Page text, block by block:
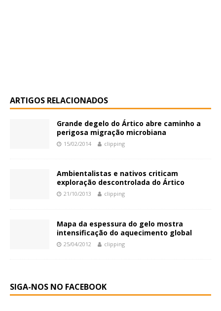
ARTIGOS RELACIONADOS
Grande degelo do Ártico abre caminho a
perigosa migração microbiana
15/02/2014 clipping
Ambientalistas e nativos criticam
exploração descontrolada do Ártico
21/10/2013 clipping
Mapa da espessura do gelo mostra
intensificação do aquecimento global
25/04/2012 clipping
SIGA-NOS NO FACEBOOK